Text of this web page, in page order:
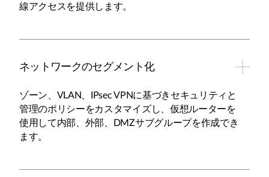
線アクセスを提供します。
ネットワークのセグメント化
ゾーン、VLAN、IPsec VPNに基づきセキュリティと
管理のポリシーをカスタマイズし、仮想ルーターを
使用して内部、外部、DMZサブグループを作成でき
ます。